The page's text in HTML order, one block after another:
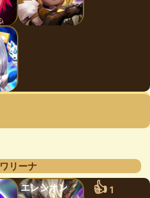
ワリーナ
エレシオン 👍 1